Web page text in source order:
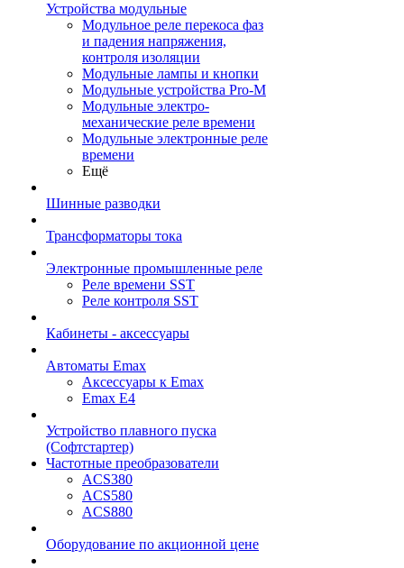
Устройства модульные
Модульное реле перекоса фаз
и падения напряжения,
контроля изоляции
Модульные лампы и кнопки
Модульные устройства Pro-M
Модульные электро-
механические реле времени
Модульные электронные реле
времени
Ещё
Шинные разводки
Трансформаторы тока
Электронные промышленные реле
Реле времени SST
Реле контроля SST
Кабинеты - аксессуары
Автоматы Emax
Аксессуары к Emax
Emax E4
Устройство плавного пуска
(Софтстартер)
Частотные преобразователи
ACS380
ACS580
ACS880
Оборудование по акционной цене